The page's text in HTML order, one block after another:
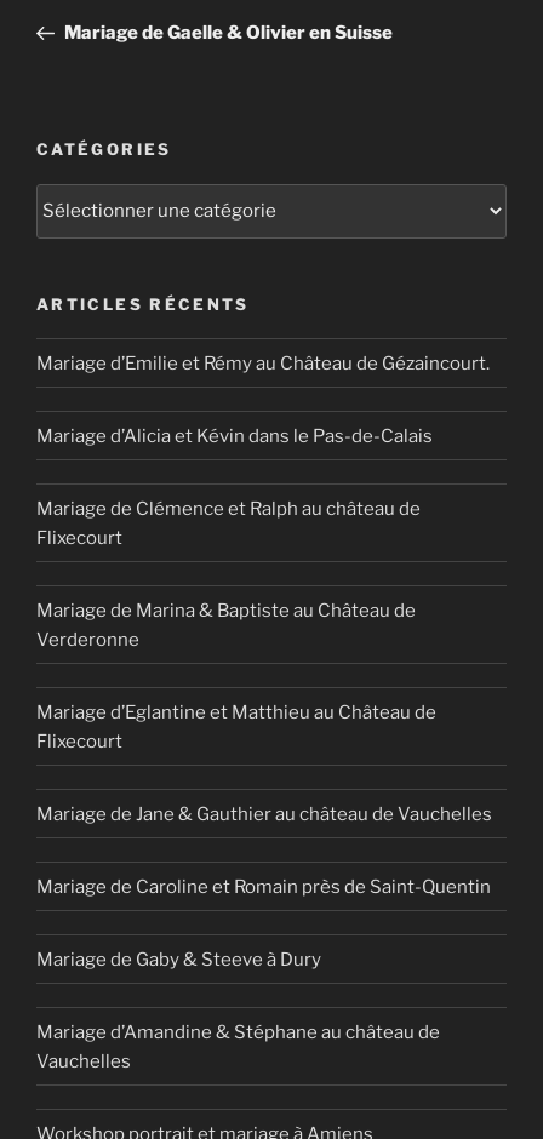
l’article
précédent
Mariage de Gaelle & Olivier en Suisse
CATÉGORIES
Catégories
ARTICLES RÉCENTS
Mariage d’Emilie et Rémy au Château de Gézaincourt.
Mariage d’Alicia et Kévin dans le Pas-de-Calais
Mariage de Clémence et Ralph au château de
Flixecourt
Mariage de Marina & Baptiste au Château de
Verderonne
Mariage d’Eglantine et Matthieu au Château de
Flixecourt
Mariage de Jane & Gauthier au château de Vauchelles
Mariage de Caroline et Romain près de Saint-Quentin
Mariage de Gaby & Steeve à Dury
Mariage d’Amandine & Stéphane au château de
Vauchelles
Workshop portrait et mariage à Amiens